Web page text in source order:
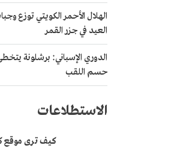
الهلال الأحمر الكويتي توزع
العيد في جزر القمر
الدوري الإسباني: برشلونة
حسم اللقب
الاستطلاعات
كيف ترى موقع